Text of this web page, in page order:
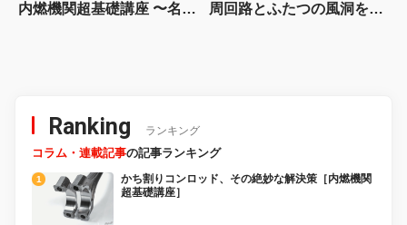
内燃機関超基礎講座 〜名作
周回路とふたつの風洞を訪
Ranking ランキング
コラム・連載記事の記事ランキング
かち割りコンロッド、その絶妙な解決策［内燃機関
超基礎講座］